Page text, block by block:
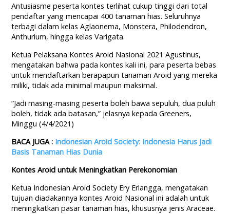
Antusiasme peserta kontes terlihat cukup tinggi dari total
pendaftar yang mencapai 400 tanaman hias. Seluruhnya
terbagi dalam kelas Aglaonema, Monstera, Philodendron,
Anthurium, hingga kelas Varigata.
Ketua Pelaksana Kontes Aroid Nasional 2021 Agustinus,
mengatakan bahwa pada kontes kali ini, para peserta bebas
untuk mendaftarkan berapapun tanaman Aroid yang mereka
miliki, tidak ada minimal maupun maksimal.
“Jadi masing-masing peserta boleh bawa sepuluh, dua puluh
boleh, tidak ada batasan,” jelasnya kepada Greeners,
Minggu (4/4/2021)
BACA JUGA : Indonesian Aroid Society: Indonesia Harus Jadi
Basis Tanaman Hias Dunia
Kontes Aroid untuk Meningkatkan Perekonomian
Ketua Indonesian Aroid Society Ery Erlangga, mengatakan
tujuan diadakannya kontes Aroid Nasional ini adalah untuk
meningkatkan pasar tanaman hias, khususnya jenis Araceae.